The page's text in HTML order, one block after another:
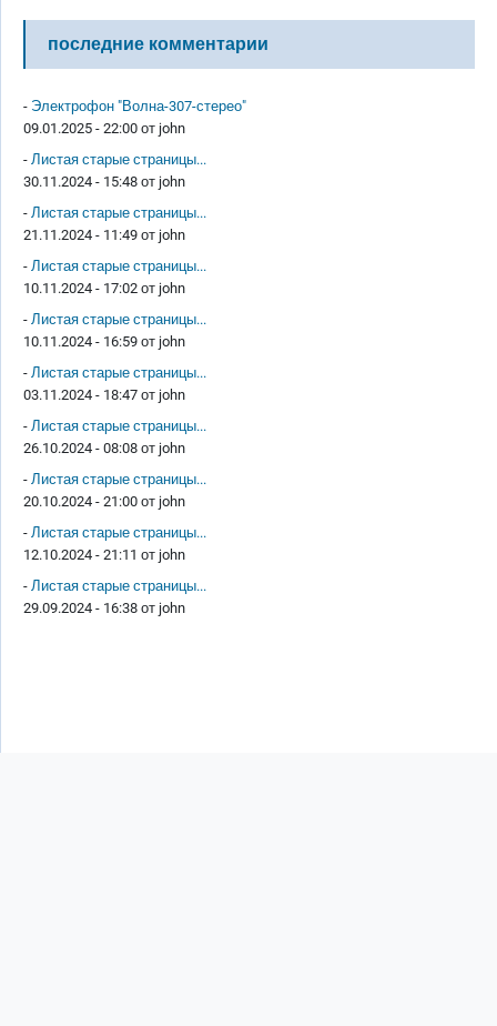
последние комментарии
- Электрофон "Волна-307-стерео"
09.01.2025 - 22:00 от john
- Листая старые страницы...
30.11.2024 - 15:48 от john
- Листая старые страницы...
21.11.2024 - 11:49 от john
- Листая старые страницы...
10.11.2024 - 17:02 от john
- Листая старые страницы...
10.11.2024 - 16:59 от john
- Листая старые страницы...
03.11.2024 - 18:47 от john
- Листая старые страницы...
26.10.2024 - 08:08 от john
- Листая старые страницы...
20.10.2024 - 21:00 от john
- Листая старые страницы...
12.10.2024 - 21:11 от john
- Листая старые страницы...
29.09.2024 - 16:38 от john